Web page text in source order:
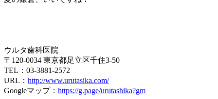
ウルタ歯科医院
〒120-0034 東京都足立区千住3-50
TEL：03-3881-2572
URL： http://www.urutasika.com/
Googleマップ： https://g.page/urutashika?gm